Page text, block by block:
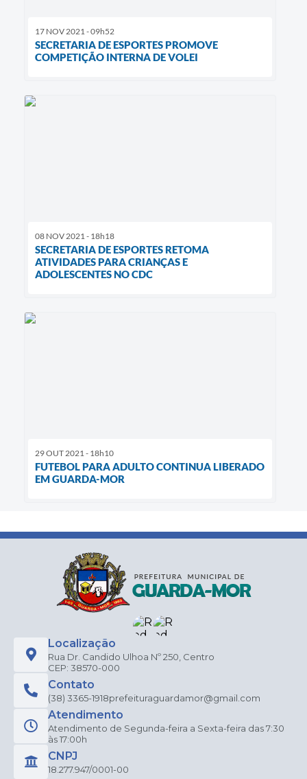
17 NOV 2021 - 09h52
SECRETARIA DE ESPORTES PROMOVE
COMPETIÇÃO INTERNA DE VOLEI
08 NOV 2021 - 18h18
SECRETARIA DE ESPORTES RETOMA
ATIVIDADES PARA CRIANÇAS E
ADOLESCENTES NO CDC
29 OUT 2021 - 18h10
FUTEBOL PARA ADULTO CONTINUA LIBERADO
EM GUARDA-MOR
Localização
Rua Dr. Candido Ulhoa Nº 250, Centro
CEP: 38570-000
Contato
(38) 3365-1918prefeituraguardamor@gmail.com
Atendimento
Atendimento de Segunda-feira a Sexta-feira das 7:30
às 17:00h
CNPJ
18.277.947/0001-00